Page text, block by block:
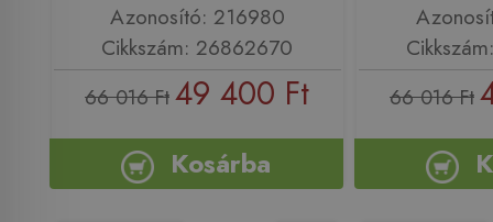
Azonosító: 216980
Cikkszám: 26862670
66 016 Ft49 400 Ft
Kosárba
66 016 Ft